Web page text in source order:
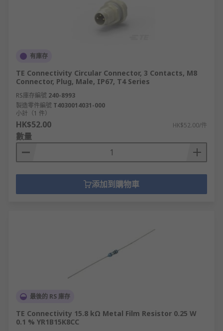
有庫存
TE Connectivity Circular Connector, 3 Contacts, M8
Connector, Plug, Male, IP67, T4 Series
RS庫存編號 240-8993
製造零件編號 T4030014031-000
小計（1 件）
HK$52.00 HK$52.00/件
數量
添加到購物車
最後的 RS 庫存
TE Connectivity 15.8 kΩ Metal Film Resistor 0.25 W
0.1 % YR1B15K8CC